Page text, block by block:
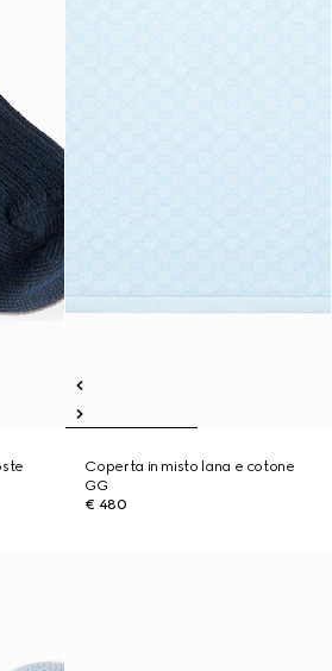
Coperta in misto lana e cotone
GG
€ 480